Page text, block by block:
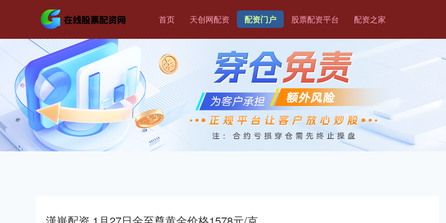
首页 天创网配资 配资门户 股票配资平台 配资之家